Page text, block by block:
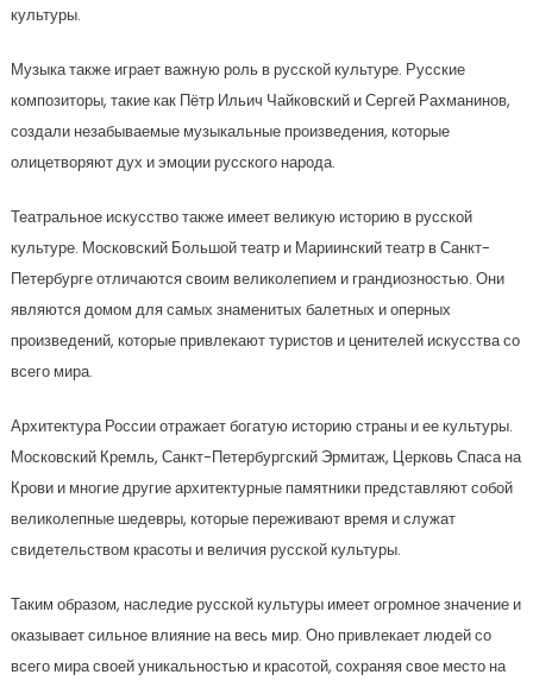
культуры.
Музыка также играет важную роль в русской культуре. Русские
композиторы, такие как Пётр Ильич Чайковский и Сергей Рахманинов,
создали незабываемые музыкальные произведения, которые
олицетворяют дух и эмоции русского народа.
Театральное искусство также имеет великую историю в русской
культуре. Московский Большой театр и Мариинский театр в Санкт-
Петербурге отличаются своим великолепием и грандиозностью. Они
являются домом для самых знаменитых балетных и оперных
произведений, которые привлекают туристов и ценителей искусства со
всего мира.
Архитектура России отражает богатую историю страны и ее культуры.
Московский Кремль, Санкт-Петербургский Эрмитаж, Церковь Спаса на
Крови и многие другие архитектурные памятники представляют собой
великолепные шедевры, которые переживают время и служат
свидетельством красоты и величия русской культуры.
Таким образом, наследие русской культуры имеет огромное значение и
оказывает сильное влияние на весь мир. Оно привлекает людей со
всего мира своей уникальностью и красотой, сохраняя свое место на